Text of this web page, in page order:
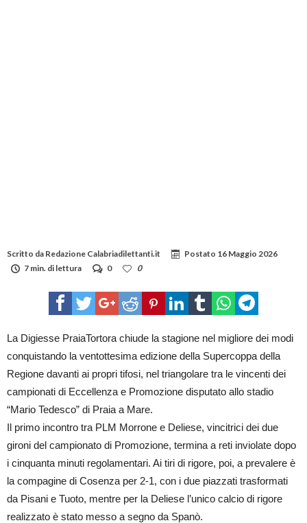
Scritto da Redazione Calabriadilettanti.it Postato 16 Maggio 2026
7 min. di lettura
0 0
La Digiesse PraiaTortora chiude la stagione nel migliore dei modi
conquistando la ventottesima edizione della Supercoppa della
Regione davanti ai propri tifosi, nel triangolare tra le vincenti dei
campionati di Eccellenza e Promozione disputato allo stadio
“Mario Tedesco” di Praia a Mare.
Il primo incontro tra PLM Morrone e Deliese, vincitrici dei due
gironi del campionato di Promozione, termina a reti inviolate dopo
i cinquanta minuti regolamentari. Ai tiri di rigore, poi, a prevalere è
la compagine di Cosenza per 2-1, con i due piazzati trasformati
da Pisani e Tuoto, mentre per la Deliese l’unico calcio di rigore
realizzato è stato messo a segno da Spanò.